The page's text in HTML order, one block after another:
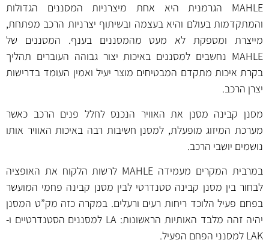
MAHLE הגרמנית היא אחת מיצרניות המסננים הגדולות
והמתקדמות בעולם והיא בעצמה ובשיתוף יצרניות הרכב מפתחת,
מייצרת ומספקת לא מעט מהמסננים בענף. המסננים של
MAHLE נחשבים למסננים באיכות יצור גבוהה העוברים תהליך
בקרת איכות מתקדם המבטיחים מוצר יעיל ואמין העומד בדרישות
יצרן הרכב.
מסנן קבינה מסנן את האוויר הנכנס לחלל פנים הרכב כאשר
מערכת המיזוג מופעלת, למסנן חשיבות רבה באיכות האוויר אותו
נושמים יושבי הרכב.
במרבית המקרים מעמידה MAHLE לרשות הלקוח את האופציה
לבחור בין מסנן קבינה סטנדרטי לבין מסנן קבינה פחמי המועשר
בפחם פעיל הלוכד ריחות רעים ורעלים. במקרה כזה מק”ט המסנן
יהיה זהה מלבד האותיות הראשונות: LA למסננים הסטנדרטיים ו-
LAK למסנני הפחם הפעיל.